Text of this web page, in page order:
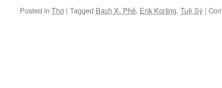
Posted in Thơ | Tagged Bạch X. Phẻ, Erik Korling, Tuệ Sỹ |